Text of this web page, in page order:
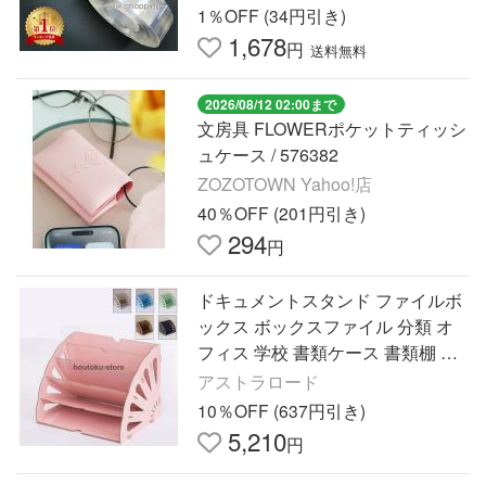
1％OFF (34円引き)
1,678円 送料無料
2026/08/12 02:00まで
文房具 FLOWERポケットティッシ
ュケース / 576382
ZOZOTOWN Yahoo!店
40％OFF (201円引き)
294円
ドキュメントスタンド ファイルボ
ックス ボックスファイル 分類 オ
フィス 学校 書類ケース 書類棚 卓
上ケース 机収納ケース 小物入れ
卓上 文具収納
アストラロード
10％OFF (637円引き)
5,210円